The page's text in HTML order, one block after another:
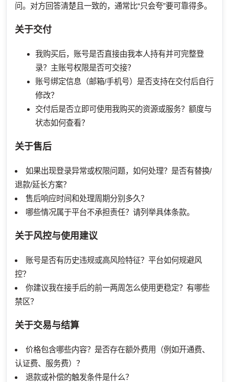
问。对方回答清楚且一致的，通常比“只会夸”要可靠得多。
关于交付
我购买后，账号是否直接由我本人持有并可完整登
录？主账号权限是否可交接？
账号绑定信息（邮箱/手机号）是否支持在交付后自行
修改？
交付后是否立即可使用我购买的资源或服务？额度与
状态如何查看？
关于售后
如果出现登录异常或权限问题，如何处理？是否有替换/
退款/延长方案？
售后响应时间和处理周期分别多久？
哪些情况属于平台不承担责任？请列举具体条款。
关于风控与使用建议
账号是否有历史违规或高风险特征？平台如何规避风
控？
你建议我在接手后的前一两周怎么使用更稳定？有哪些
禁区？
关于交易与结算
价格包含哪些内容？是否存在额外费用（例如开通费、
认证费、服务费）？
退款或补偿的触发条件是什么？